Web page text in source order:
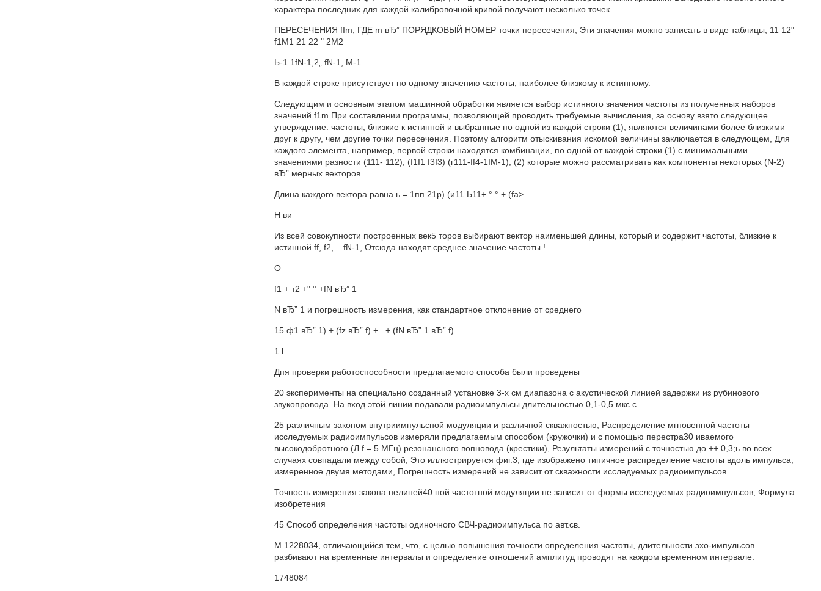
характера последних для каждой калибровочной кривой получают несколько точек
ПЕРЕСЕЧЕНИЯ fIm, ГДЕ m вЂ” ПОРЯДКОВЫЙ НОМЕР точки пересечения, Эти значения можно записать в виде таблицы; 11 12"
f1M1 21 22 " 2М2
Ь-1 1fN-1,2„.fN-1, М-1
В каждой строке присутствует по одному значению частоты, наиболее близкому к истинному.
Следующим и основным этапом машинной обработки является выбор истинного значения частоты из полученных наборов
значений f1m При составлении программы, позволяющей проводить требуемые вычисления, за основу взято следующее
утверждение: частоты, близкие к истинной и выбранные по одной из каждой строки (1), являются величинами более близкими
друг к другу, чем другие точки пересечения. Поэтому алгоритм отыскивания искомой величины заключается в следующем, Для
каждого элемента, например, первой строки находятся комбинации, по одной от каждой строки (1) с минимальными
значениями разности (111- 112), (f1I1 f3I3) (г111-ff4-1IM-1), (2) которые можно рассматривать как компоненты некоторых (N-2)
вЂ” мерных векторов.
Длина каждого вектора равна ь = 1пп 21р) (и11 Ь11+ ° ° + (fa>
Н ви
Из всей совокупности построенных век5 торов выбирают вектор наименьшей длины, который и содержит частоты, близкие к
истинной ff, f2,... fN-1, Отсюда находят среднее значение частоты !
О
f1 + т2 +" ° +fN вЂ” 1
N вЂ” 1 и погрешность измерения, как стандартное отклонение от среднего
15 ф1 вЂ” 1) + (fz вЂ” f) +...+ (fN вЂ” 1 вЂ” f)
1 l
Дпя проверки работоспособности предлагаемого способа были проведены
20 эксперименты на специально созданный установке 3-х см диапазона с акустической линией задержки из рубинового
звукопровода. На вход этой линии подавали радиоимпульсы длительностью 0,1-0,5 мкс с
25 различным законом внутриимпульсной модуляции и различной скважностью, Распределение мгновенной частоты
исследуемых радиоимпульсов измеряли предлагаемым способом (кружочки) и с помощью перестра30 иваемого
высокодобротного (Л f = 5 МГц) резонансного вопновода (крестики), Результаты измерений с точностью до ++ 0,3;ь во всех
случаях совпадали между собой, Это иллюстрируется фиг.3, где изображено типичное распределение частоты вдоль импульса,
измеренное двумя методами, Погрешность измерений не зависит от скважности исследуемых радиоимпульсов.
Точность измерения закона нелиней40 ной частотной модуляции не зависит от формы исследуемых радиоимпульсов, Формула
изобретения
45 Способ определения частоты одиночного СВЧ-радиоимпульса по авт.св.
М 1228034, отличающийся тем, что, с целью повышения точности определения частоты, длительности эхо-импульсов
разбивают на временные интервалы и определение отношений амплитуд проводят на каждом временном интервале.
1748084